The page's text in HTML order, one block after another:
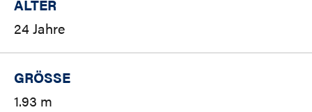
ALTER
24 Jahre
GRÖSSE
1.93 m